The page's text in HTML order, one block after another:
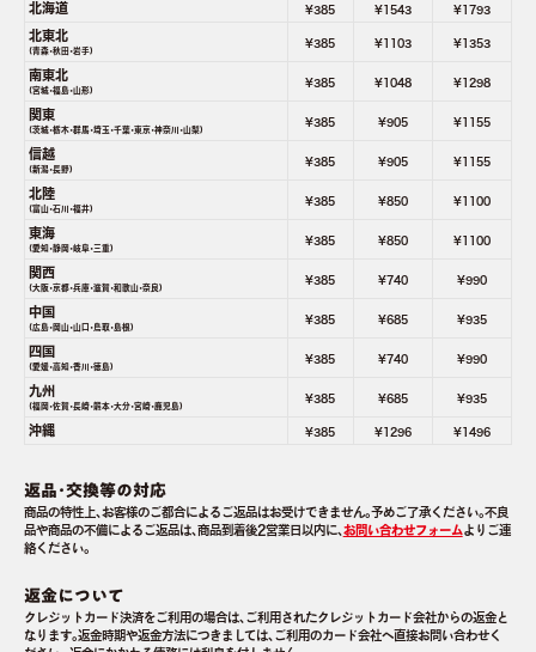
北海道 ¥385 ¥1543 ¥1793
北東北
(青森･秋田･岩手)
¥385 ¥1103 ¥1353
南東北
(宮城･福島･山形)
¥385 ¥1048 ¥1298
関東
(茨城･栃木･群馬･埼玉･千葉･東京･神奈川･山梨)
¥385 ¥905 ¥1155
信越
(新潟･長野)
¥385 ¥905 ¥1155
北陸
(富山･石川･福井)
¥385 ¥850 ¥1100
東海
(愛知･静岡･岐阜･三重)
¥385 ¥850 ¥1100
関西
(大阪･京都･兵庫･滋賀･和歌山･奈良)
¥385 ¥740 ¥990
中国
(広島･岡山･山口･鳥取･島根)
¥385 ¥685 ¥935
四国
(愛媛･高知･香川･徳島)
¥385 ¥740 ¥990
九州
(福岡･佐賀･長崎･熊本･大分･宮崎･鹿児島)
¥385 ¥685 ¥935
沖縄 ¥385 ¥1296 ¥1496
返品･交換等の対応
商品の特性上､お客様のご都合によるご返品はお受けできません｡予めご了承ください｡不良
品や商品の不備によるご返品は､商品到着後2営業日以内に､ お問い合わせフォームよりご連
絡ください｡
返金について
クレジットカード決済をご利用の場合は､ご利用されたクレジットカード会社からの返金と
なります｡返金時期や返金方法につきましては､ご利用のカード会社へ直接お問い合わせく